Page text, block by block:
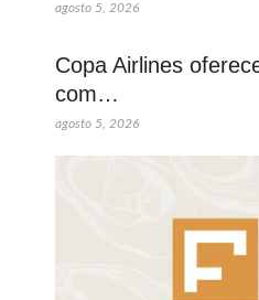
agosto 5, 2026
Copa Airlines
com…
agosto 5, 2026